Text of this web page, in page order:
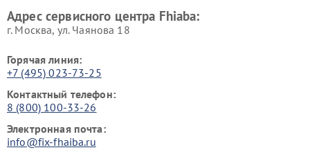
Адрес сервисного центра Fhiaba:
г. Москва, ул. Чаянова 18
Горячая линия:
+7 (495) 023-73-25
Контактный телефон:
8 (800) 100-33-26
Электронная почта:
info@fix-fhaiba.ru